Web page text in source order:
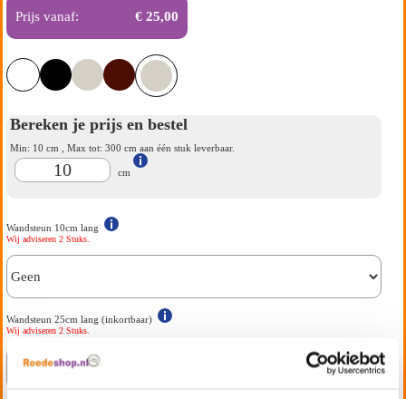
Prijs vanaf: € 25,00
Bereken je prijs en bestel
Min: 10 cm , Max tot: 300 cm aan één stuk leverbaar.
cm
Wandsteun 10cm lang
Wij adviseren 2 Stuks.
Wandsteun 25cm lang (inkortbaar)
Wij adviseren 2 Stuks.